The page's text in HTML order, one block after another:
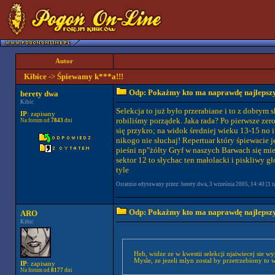
Autor
Kibice-> Śpiewamy k***a!!!
berety dwa
Kibic
IP: zapisany
Na forum od 7843dni
Odp: Pokażmy kto ma naprawdę
Selekcja to już było przerabiane i to z dobrym
robiliśmy porządek. Jaka rada? Po pierwsze
się przykro; na widok średniej wieku 13-15 no i
nikogo nie słuchaj! Repertuar który śpiewacie
pieśni np"żółty Gryf w naszych Barwach się
sektor 12 to słychac ten małolacki i piskliwy
tyle
Ostatnio edytowany przez: berety dwa, 3 września 2005, 14:40 [1
ARO
Kibic
IP: zapisany
Na forum od 8177dni
Odp: Pokażmy kto ma naprawdę
Mysle, ze jezeli mlyn zostal by przetrzebiony to